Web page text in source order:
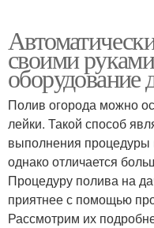
своими
оборудование
Полив огорода можно
лейки. Такой способ
выполнения процедуры
однако отличается
Процедуру полива на
приятнее с помощью
Рассмотрим их